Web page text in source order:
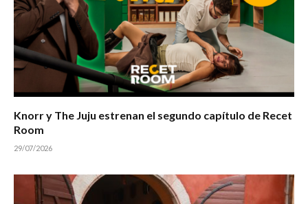
Knorr y The Juju estrenan el segundo capítulo de Recet
Room
29/07/2026